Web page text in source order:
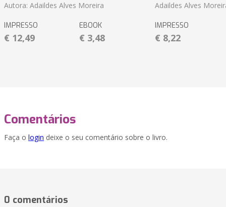
Autora: Adaildes Alves Moreira
IMPRESSO
€ 12,49
EBOOK
€ 3,48
Adaildes Alves
IMPRESSO
€ 8,22
Comentários
Faça o login deixe o seu comentário sobre o livro.
0 comentários